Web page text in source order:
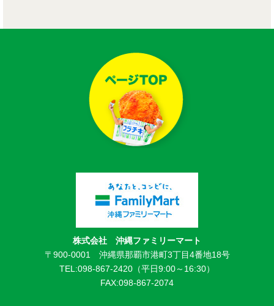
株式会社 沖縄ファミリーマート
〒900-0001 沖縄県那覇市港町3丁目4番地18号
TEL:098-867-2420（平日9:00～16:30）
FAX:098-867-2074